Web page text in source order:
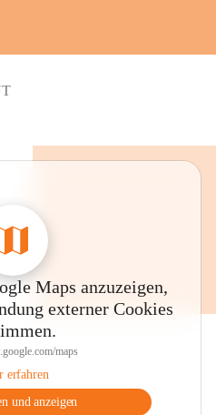
Maps anzuzeigen,
externer Cookies
maps
erfahren
und anzeigen